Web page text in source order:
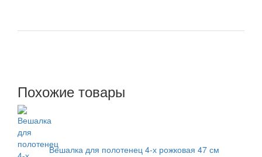
Похожие товары
Вешалка для полотенец 4-х рожковая 47 см